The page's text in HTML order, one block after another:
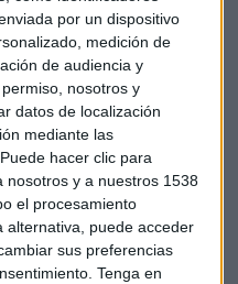
por un dispositivo
medición de
de audiencia y
nosotros y
datos de localización
mediante las
hacer clic para
y a nuestros 1538
el procesamiento
alternativa, puede acceder
sus preferencias
Tenga en
quien lo considera
públicos como para el
gracias a este
más de poder adquisitivo y
el impacto positivo en la
desde CCOO se
esta propuesta de